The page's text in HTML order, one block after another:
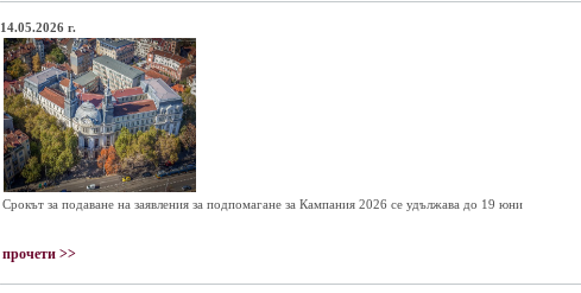
14.05.2026 г.
Срокът за подаване на заявления за подпомагане за Кампания 2026 се удължава до 19 юни
прочети >>